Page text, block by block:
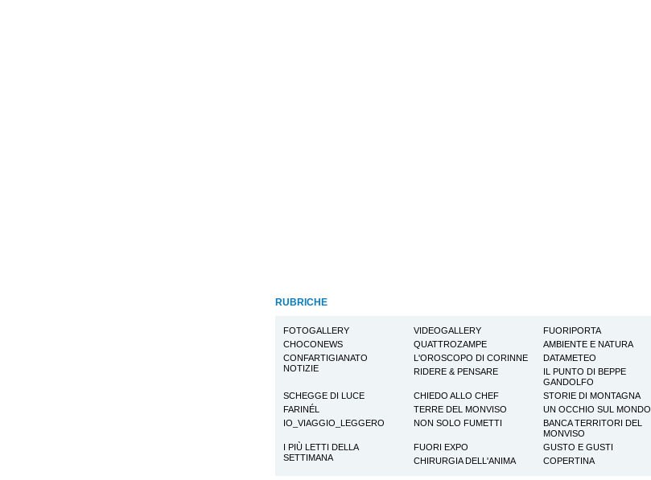
RUBRICHE
FOTOGALLERY VIDEOGALLERY
FUORIPORTA
CHOCONEWS
QUATTROZAMPE
AMBIENTE E NATURA
CONFARTIGIANATO
NOTIZIE
L'OROSCOPO DI CORINNE
DATAMETEO
RIDERE & PENSARE
IL PUNTO DI BEPPE
GANDOLFO
SCHEGGE DI LUCE
CHIEDO ALLO CHEF
STORIE DI MONTAGNA
FARINÉL
TERRE DEL MONVISO
UN OCCHIO SUL MONDO
IO_VIAGGIO_LEGGERO
NON SOLO FUMETTI
BANCA TERRITORI DEL
MONVISO
I PIÙ LETTI DELLA
SETTIMANA
FUORI EXPO
GUSTO E GUSTI
CHIRURGIA DELL'ANIMA
COPERTINA